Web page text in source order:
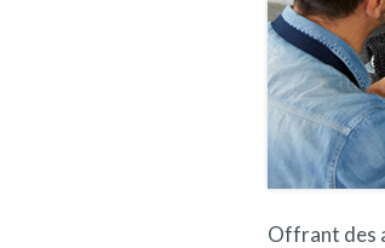
Offrant des